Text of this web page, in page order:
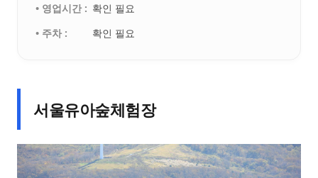
• 영업시간 : 확인 필요
• 주차 :
확인 필요
서울유아숲체험장